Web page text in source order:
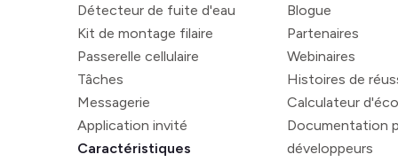
Détecteur de fuite d'eau
Kit de montage filaire
Passerelle cellulaire
Tâches
Messagerie
Application invité
Caractéristiques
Blogue
Partenaires
Webinaires
Histoires de
Calculateur
Documentation
développeurs